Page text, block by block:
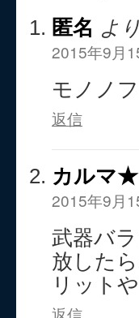
匿名 よ
2015年9月
モノノ
返信
カルマ★
2015年9月
武器バ
放した
リット
返信